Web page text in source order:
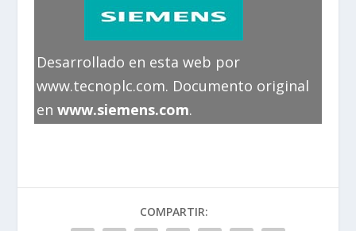
Desarrollado en esta web por
www.tecnoplc.com. Documento original
en www.siemens.com.
COMPARTIR: